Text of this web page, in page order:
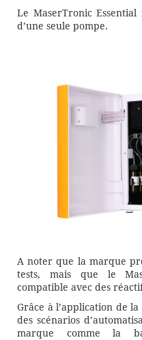
Le MaserTronic
d’une seule pompe.
A noter que la marque
tests, mais que le
compatible avec des
Grâce à l’application de
des scénarios
marque comme la